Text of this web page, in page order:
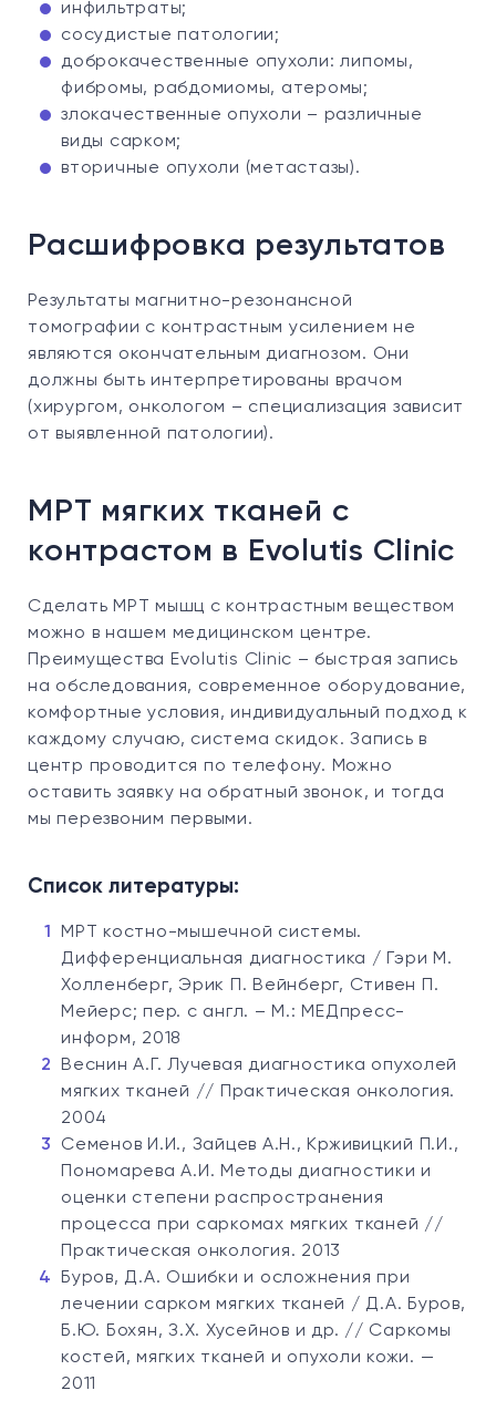
инфильтраты;
сосудистые патологии;
доброкачественные опухоли: липомы,
фибромы, рабдомиомы, атеромы;
злокачественные опухоли – различные
виды сарком;
вторичные опухоли (метастазы).
Расшифровка результатов
Результаты магнитно-резонансной
томографии с контрастным усилением не
являются окончательным диагнозом. Они
должны быть интерпретированы врачом
(хирургом, онкологом – специализация зависит
от выявленной патологии).
МРТ мягких тканей с
контрастом в Evolutis Clinic
Сделать МРТ мышц с контрастным веществом
можно в нашем медицинском центре.
Преимущества Evolutis Clinic – быстрая запись
на обследования, современное оборудование,
комфортные условия, индивидуальный подход к
каждому случаю, система скидок. Запись в
центр проводится по телефону. Можно
оставить заявку на обратный звонок, и тогда
мы перезвоним первыми.
Список литературы:
МРТ костно-мышечной системы.
Дифференциальная диагностика / Гэри М.
Холленберг, Эрик П. Вейнберг, Стивен П.
Мейерс; пер. с англ. – М.: МЕДпресс-
информ, 2018
Веснин А.Г. Лучевая диагностика опухолей
мягких тканей // Практическая онкология.
2004
Семенов И.И., Зайцев А.Н., Крживицкий П.И.,
Пономарева А.И. Методы диагностики и
оценки степени распространения
процесса при саркомах мягких тканей //
Практическая онкология. 2013
Буров, Д.А. Ошибки и осложнения при
лечении сарком мягких тканей / Д.А. Буров,
Б.Ю. Бохян, З.Х. Хусейнов и др. // Саркомы
костей, мягких тканей и опухоли кожи. —
2011